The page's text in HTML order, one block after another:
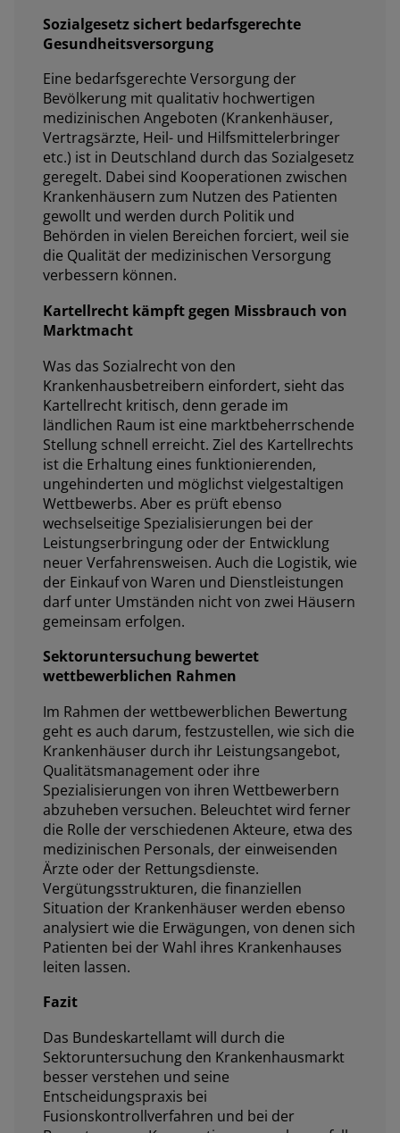
Sozialgesetz sichert bedarfsgerechte
Gesundheitsversorgung
Eine bedarfsgerechte Versorgung der
Bevölkerung mit qualitativ hochwertigen
medizinischen Angeboten (Krankenhäuser,
Vertragsärzte, Heil- und Hilfsmittelerbringer
etc.) ist in Deutschland durch das Sozialgesetz
geregelt. Dabei sind Kooperationen zwischen
Krankenhäusern zum Nutzen des Patienten
gewollt und werden durch Politik und
Behörden in vielen Bereichen forciert, weil sie
die Qualität der medizinischen Versorgung
verbessern können.
Kartellrecht kämpft gegen Missbrauch von
Marktmacht
Was das Sozialrecht von den
Krankenhausbetreibern einfordert, sieht das
Kartellrecht kritisch, denn gerade im
ländlichen Raum ist eine marktbeherrschende
Stellung schnell erreicht. Ziel des Kartellrechts
ist die Erhaltung eines funktionierenden,
ungehinderten und möglichst vielgestaltigen
Wettbewerbs. Aber es prüft ebenso
wechselseitige Spezialisierungen bei der
Leistungserbringung oder der Entwicklung
neuer Verfahrensweisen. Auch die Logistik, wie
der Einkauf von Waren und Dienstleistungen
darf unter Umständen nicht von zwei Häusern
gemeinsam erfolgen.
Sektoruntersuchung bewertet
wettbewerblichen Rahmen
Im Rahmen der wettbewerblichen Bewertung
geht es auch darum, festzustellen, wie sich die
Krankenhäuser durch ihr Leistungsangebot,
Qualitätsmanagement oder ihre
Spezialisierungen von ihren Wettbewerbern
abzuheben versuchen. Beleuchtet wird ferner
die Rolle der verschiedenen Akteure, etwa des
medizinischen Personals, der einweisenden
Ärzte oder der Rettungsdienste.
Vergütungsstrukturen, die finanziellen
Situation der Krankenhäuser werden ebenso
analysiert wie die Erwägungen, von denen sich
Patienten bei der Wahl ihres Krankenhauses
leiten lassen.
Fazit
Das Bundeskartellamt will durch die
Sektoruntersuchung den Krankenhausmarkt
besser verstehen und seine
Entscheidungspraxis bei
Fusionskontrollverfahren und bei der